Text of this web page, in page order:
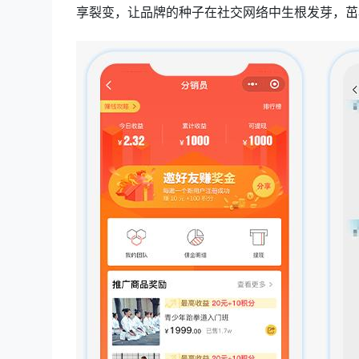
享裂变，让品牌的种子在社交网络中生根发芽，